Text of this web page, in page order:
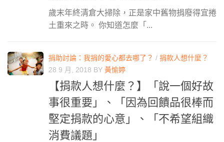
歲末年終清倉大掃除，正是家中舊物捐廢得宜捲
土重來之時。 你知道怎麼「...
捐助討論：我捐的愛心都去哪了？ / 捐款人想什麼？
28 9 月, 2018 BY 黃愉婷
【捐款人想什麼？】「說一個好故
事很重要」、「因為回饋品很棒而
堅定捐款的心意」、「不希望組織
消費議題」